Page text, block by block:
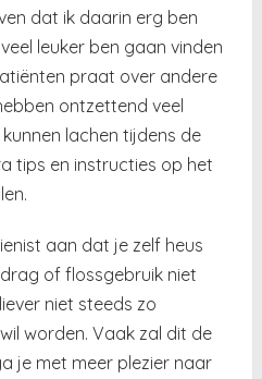
dat ik daarin erg ben
leuker ben gaan vinden
praat over andere
ontzettend veel
lachen tijdens de
tips en instructies op het
aan dat je zelf heus
of flossgebruik niet
niet steeds zo
worden. Vaak zal dit de
je met meer plezier naar